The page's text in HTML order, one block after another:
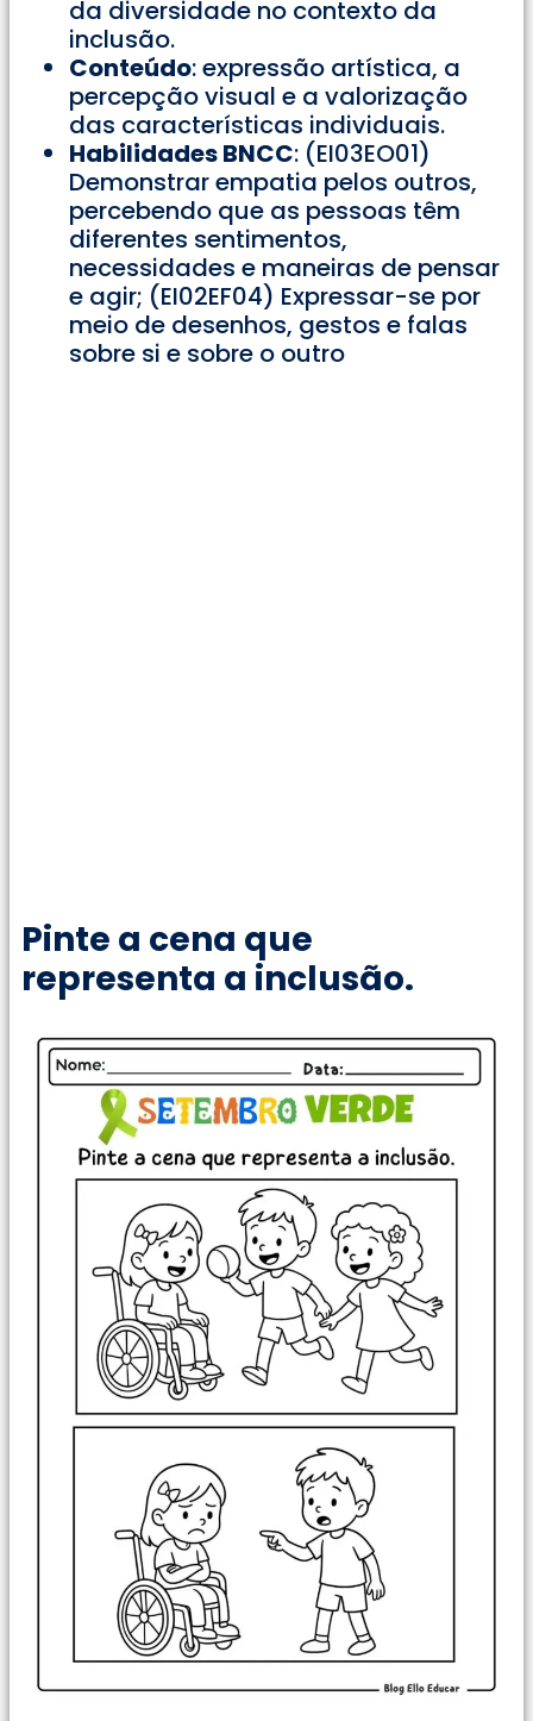
da diversidade no contexto da
inclusão.
Conteúdo: expressão artística, a
percepção visual e a valorização
das características individuais.
Habilidades BNCC: (EI03EO01)
Demonstrar empatia pelos outros,
percebendo que as pessoas têm
diferentes sentimentos,
necessidades e maneiras de pensar
e agir; (EI02EF04) Expressar-se por
meio de desenhos, gestos e falas
sobre si e sobre o outro
Pinte a cena que
representa a inclusão.